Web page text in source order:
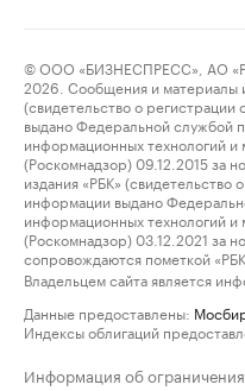
© ООО «БИЗНЕСПРЕСС», АО
2026. Сообщения и материалы
(свидетельство о
выдано Федеральной службой
информационных технологий и
(Роскомнадзор) 09.12.2015 за
издания «РБК» (свидетельство
информации выдано
информационных технологий и
(Роскомнадзор) 03.12.2021
сопровождаются пометкой
Владельцем сайта является
Данные предоставлены:
Индексы облигаций
Информация об